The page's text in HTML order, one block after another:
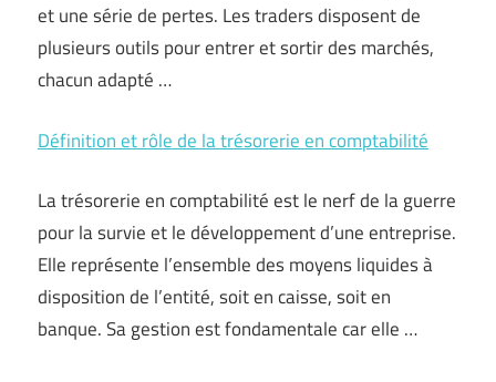
et une série de pertes. Les traders disposent de
plusieurs outils pour entrer et sortir des marchés,
chacun adapté …
Définition et rôle de la trésorerie en comptabilité
La trésorerie en comptabilité est le nerf de la guerre
pour la survie et le développement d’une entreprise.
Elle représente l’ensemble des moyens liquides à
disposition de l’entité, soit en caisse, soit en
banque. Sa gestion est fondamentale car elle …